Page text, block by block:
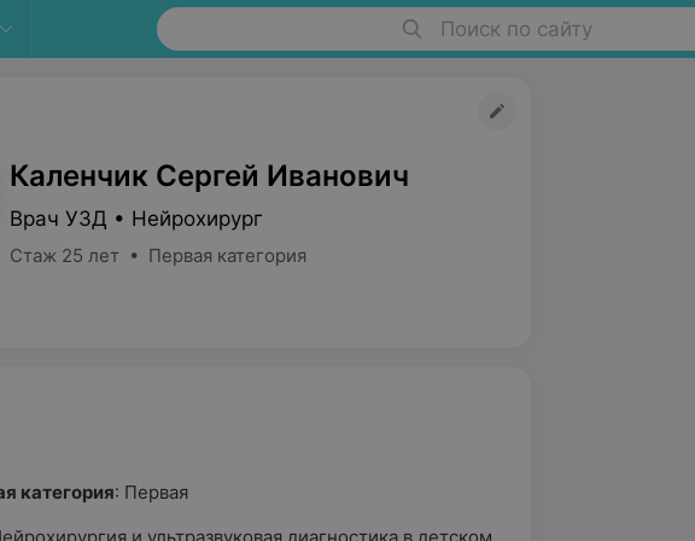
Поиск по сайту
Каленчик Сергей Иванович
Врач УЗД • Нейрохирург
Стаж 25 лет • Первая категория
категория: Первая